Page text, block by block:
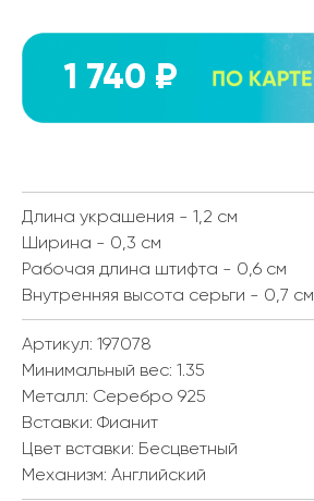
1 740 ₽
Длина украшения - 1,2 см
Ширина - 0,3 см
Рабочая длина штифта - 0,6 см
Внутренняя высота серьги - 0,7 см
Артикул: 197078
Минимальный вес: 1.35
Металл: Серебро 925
Вставки: Фианит
Цвет вставки: Бесцветный
Механизм: Английский